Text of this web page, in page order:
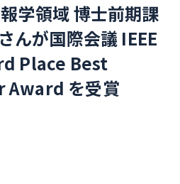
学領域 博士前期課
んが国際会議 IEEE
Place Best
を受賞